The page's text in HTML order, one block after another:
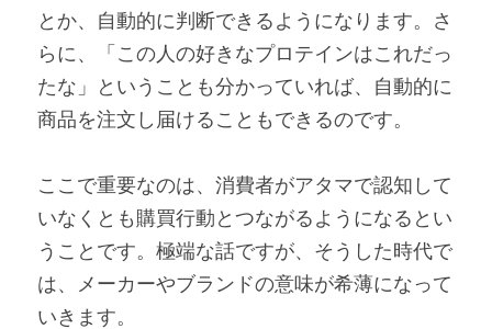
とか、自動的に判断できるようになります。さ
らに、「この人の好きなプロテインはこれだっ
たな」ということも分かっていれば、自動的に
商品を注文し届けることもできるのです。
ここで重要なのは、消費者がアタマで認知して
いなくとも購買行動とつながるようになるとい
うことです。極端な話ですが、そうした時代で
は、メーカーやブランドの意味が希薄になって
いきます。